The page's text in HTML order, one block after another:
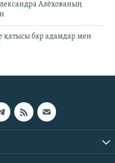
Алёхованың
қатысы бар адамдар мен